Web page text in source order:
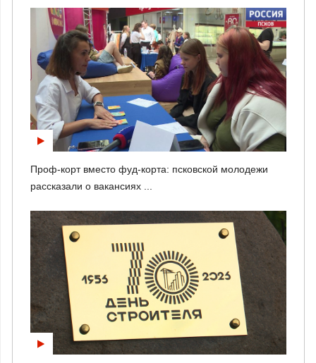
Проф-корт вместо фуд-корта: псковской молодежи
рассказали о вакансиях ...